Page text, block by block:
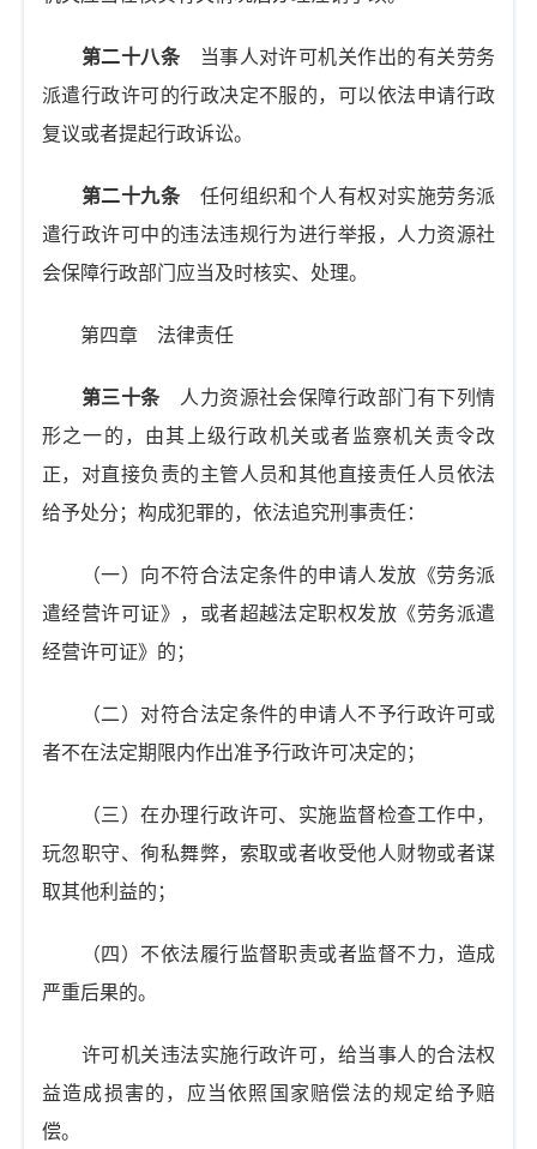
第二十八条当事人对许可机关作出的有关劳务
派遣行政许可的行政决定不服的，可以依法申请行政
复议或者提起行政诉讼。
第二十九条任何组织和个人有权对实施劳务派
遣行政许可中的违法违规行为进行举报，人力资源社
会保障行政部门应当及时核实、处理。
第四章 法律责任
第三十条人力资源社会保障行政部门有下列情
形之一的，由其上级行政机关或者监察机关责令改
正，对直接负责的主管人员和其他直接责任人员依法
给予处分；构成犯罪的，依法追究刑事责任：
（一）向不符合法定条件的申请人发放《劳务派
遣经营许可证》，或者超越法定职权发放《劳务派遣
经营许可证》的；
（二）对符合法定条件的申请人不予行政许可或
者不在法定期限内作出准予行政许可决定的；
（三）在办理行政许可、实施监督检查工作中，
玩忽职守、徇私舞弊，索取或者收受他人财物或者谋
取其他利益的；
（四）不依法履行监督职责或者监督不力，造成
严重后果的。
许可机关违法实施行政许可，给当事人的合法权
益造成损害的，应当依照国家赔偿法的规定给予赔
偿。